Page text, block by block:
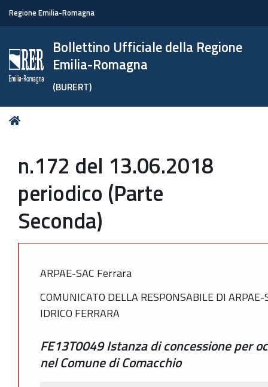
Regione Emilia-Romagna
Bollettino Ufficiale della Regione
Emilia-Romagna
(BURERT)
Tu
n.172 del 13.06.2018
periodico (Parte
Seconda)
ARPAE-SAC Ferrara
COMUNICATO DELLA RESPONSABILE DI
IDRICO FERRARA
FE13T0049 Istanza di concessione per
nel Comune di Comacchio